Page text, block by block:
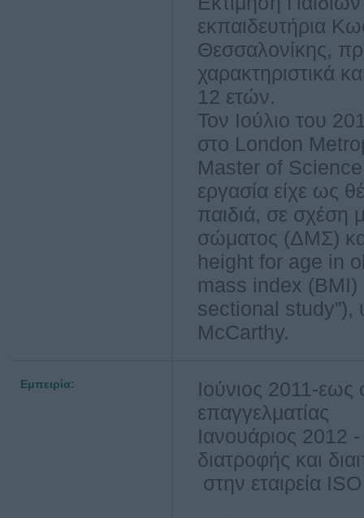
εκπαιδευτήρια
Θεσσαλονίκης,
χαρακτηριστικά
12 ετών.
Τον Ιούλιο του
στο London
Master of Science
εργασία είχε ως
παιδιά, σε σχέση
σώματος (ΔΜΣ)
height for age in
mass index
sectional study”),
McCarthy.
Εμπειρία:
Ιούνιος 2011-
επαγγελματίας
Ιανουάριος
στην